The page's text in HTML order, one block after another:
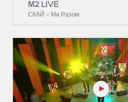
М2 LIVE
СКАЙ – Ми Разом